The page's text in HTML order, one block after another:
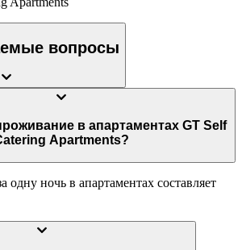
вопросы
апартаментах GT Self
Apartments?
одну ночь в апартаментах составляет